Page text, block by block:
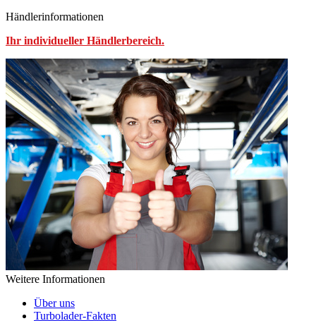
Händlerinformationen
Ihr individueller Händlerbereich.
Weitere Informationen
Über uns
Turbolader-Fakten